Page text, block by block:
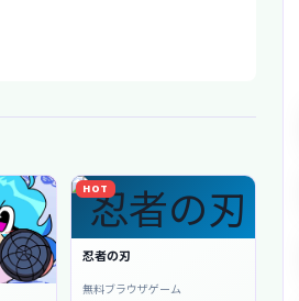
HOT
忍者の刃
無料ブラウザゲーム